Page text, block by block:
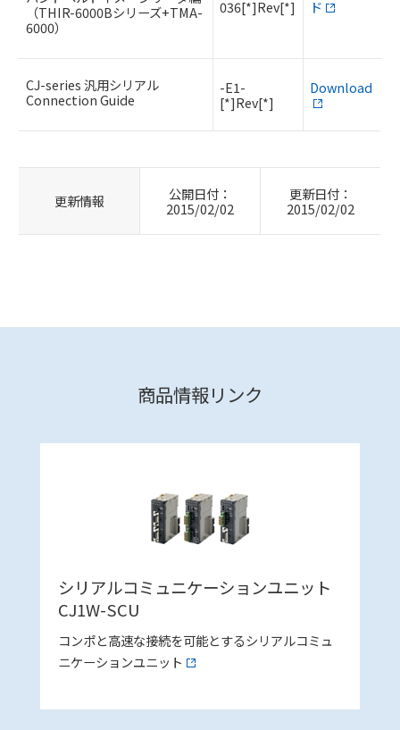
（THIR-6000Bシリーズ+TMA-
6000）
036[*]Rev[*]
ド
CJ-series 汎用シリアル
Connection Guide
-E1-
[*]Rev[*]
Download
更新情報
公開日付：
2015/02/02
更新日付：
2015/02/02
商品情報リンク
シリアルコミュニケーションユニット
CJ1W-SCU
コンポと高速な接続を可能とするシリアルコミュ
ニケーションユニット